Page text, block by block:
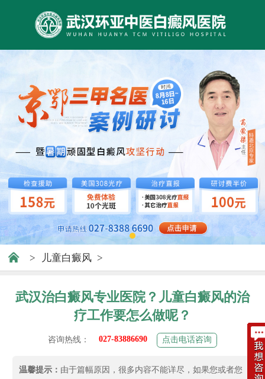
> 儿童白癜风 >
武汉治白癜风专业医院？儿童白癜风的治
疗工作要怎么做呢？
咨询热线： 027-83886690 点击电话咨询
温馨提示： 由于篇幅原因，很多内容不能详尽，如果您或者您